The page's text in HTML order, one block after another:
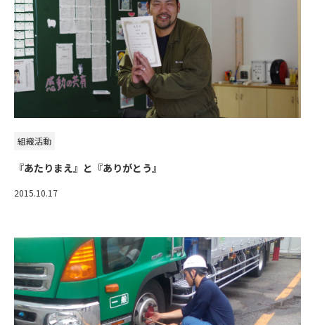
組織活動
『あたりまえ』と『ありがとう』
2015.10.17